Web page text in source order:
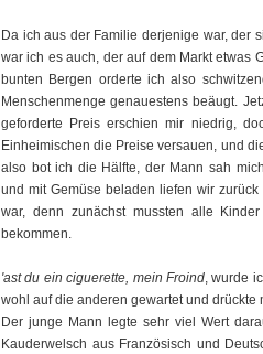
Da ich aus der Familie derjenige war, der
war ich es auch, der auf dem Markt etwas
bunten Bergen orderte ich also
Menschenmenge genauestens beäugt.
geforderte Preis erschien mir niedrig,
Einheimischen die Preise versauen, und
also bot ich die Hälfte, der Mann sah
und mit Gemüse beladen liefen wir
war, denn zunächst mussten alle
bekommen.
'ast du ein ciguerette, mein Froind, wurde
wohl auf die anderen gewartet und
Der junge Mann legte sehr viel Wert
Kauderwelsch aus Französisch und